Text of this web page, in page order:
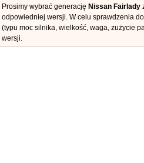
Prosimy wybrać generację Nissan Fairlady
odpowiedniej wersji. W celu sprawdzenia
(typu moc silnika, wielkość, waga, zużycie
wersji.